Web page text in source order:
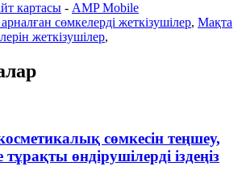
картасы - AMP Mobile
сөмкелерді жеткізушілер, Мақта
жеткізушілер,
сөмкесін теңшеу,
тұрақты өндірушілерді іздеңіз